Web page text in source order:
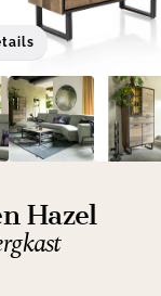
Hazel